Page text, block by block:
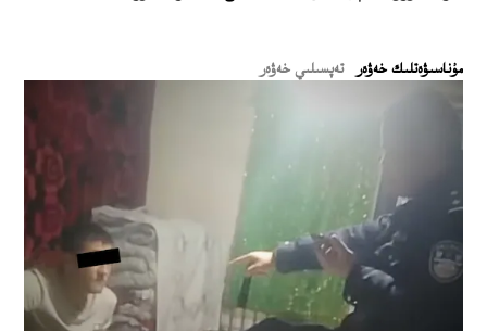
ﻣﯘﻧﺎﺳﯩﯟﻩﺗﻠﯩﻚ ﺧﻪﯞﻩﺭ تەپسىلىي خەۋەر